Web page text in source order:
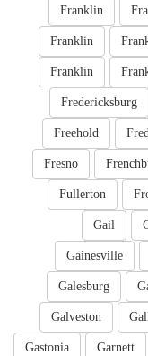
Franklin
Franklin
Franklin
Fredericksburg
Freehold
Fresno
Fullerton
Gail
Gainesville
Galesburg
Galveston
Garnett
Gastonia